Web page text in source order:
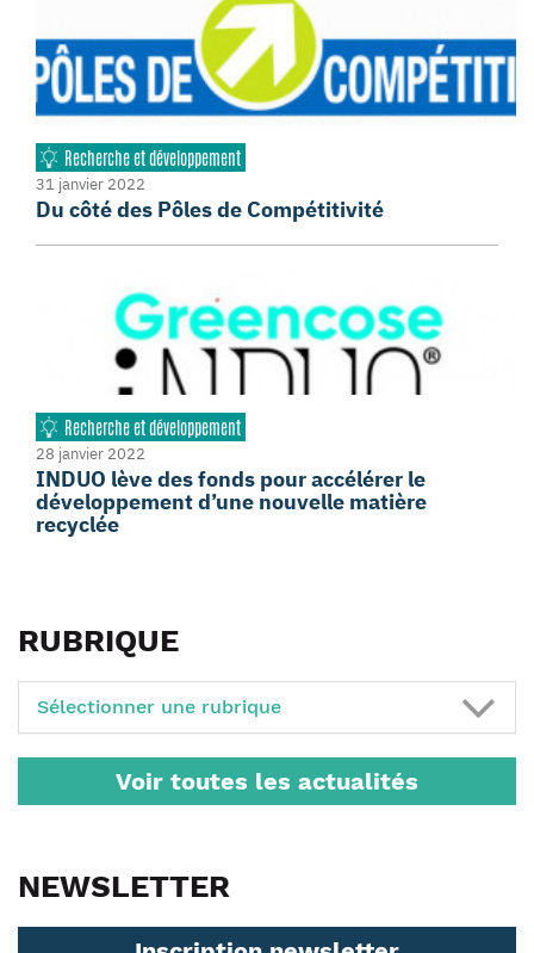
Recherche et développement
31 janvier 2022
Du côté des Pôles de Compétitivité
Recherche et développement
28 janvier 2022
INDUO lève des fonds pour accélérer le
développement d’une nouvelle matière
recyclée
RUBRIQUE
Sélectionner une rubrique
Voir toutes les actualités
NEWSLETTER